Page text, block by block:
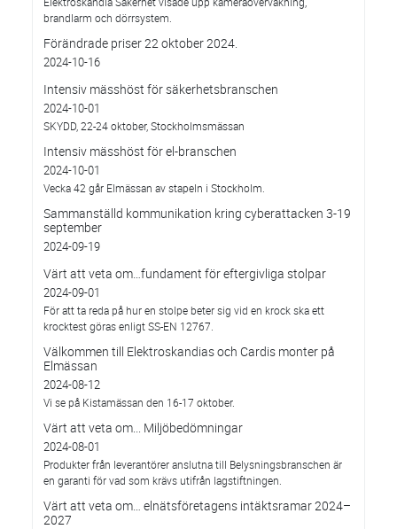
brandlarm och dörrsystem.
Förändrade priser 22 oktober 2024.
2024-10-16
Intensiv mässhöst för säkerhetsbranschen
2024-10-01
SKYDD, 22-24 oktober, Stockholmsmässan
Intensiv mässhöst för el-branschen
2024-10-01
Vecka 42 går Elmässan av stapeln i Stockholm.
Sammanställd kommunikation kring cyberattacken 3-19
september
2024-09-19
Värt att veta om…fundament för eftergivliga stolpar
2024-09-01
För att ta reda på hur en stolpe beter sig vid en krock ska ett
krocktest göras enligt SS-EN 12767.
Välkommen till Elektroskandias och Cardis monter på
Elmässan
2024-08-12
Vi se på Kistamässan den 16-17 oktober.
Värt att veta om... Miljöbedömningar
2024-08-01
Produkter från leverantörer anslutna till Belysningsbranschen är
en garanti för vad som krävs utifrån lagstiftningen.
Värt att veta om… elnätsföretagens intäktsramar 2024–
2027